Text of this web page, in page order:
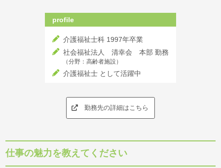
profile
介護福祉士科 1997年卒業
社会福祉法人 清幸会 本部 勤務
（分野：高齢者施設）
介護福祉士 として活躍中
勤務先の詳細はこちら
仕事の魅力を教えてください